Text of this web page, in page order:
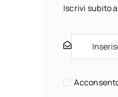
Iscrivi subito